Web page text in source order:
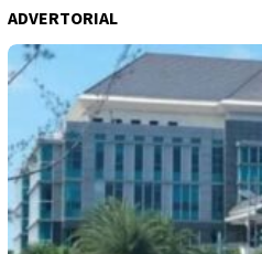
ADVERTORIAL